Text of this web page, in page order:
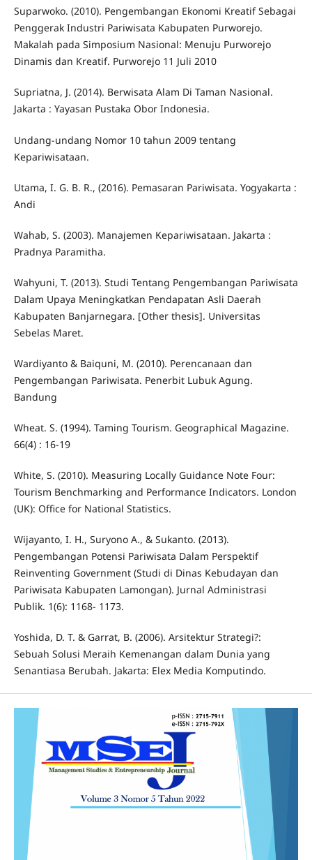
Suparwoko. (2010). Pengembangan Ekonomi Kreatif Sebagai
Penggerak Industri Pariwisata Kabupaten Purworejo.
Makalah pada Simposium Nasional: Menuju Purworejo
Dinamis dan Kreatif. Purworejo 11 Juli 2010
Supriatna, J. (2014). Berwisata Alam Di Taman Nasional.
Jakarta : Yayasan Pustaka Obor Indonesia.
Undang-undang Nomor 10 tahun 2009 tentang
Kepariwisataan.
Utama, I. G. B. R., (2016). Pemasaran Pariwisata. Yogyakarta :
Andi
Wahab, S. (2003). Manajemen Kepariwisataan. Jakarta :
Pradnya Paramitha.
Wahyuni, T. (2013). Studi Tentang Pengembangan Pariwisata
Dalam Upaya Meningkatkan Pendapatan Asli Daerah
Kabupaten Banjarnegara. [Other thesis]. Universitas
Sebelas Maret.
Wardiyanto & Baiquni, M. (2010). Perencanaan dan
Pengembangan Pariwisata. Penerbit Lubuk Agung.
Bandung
Wheat. S. (1994). Taming Tourism. Geographical Magazine.
66(4) : 16-19
White, S. (2010). Measuring Locally Guidance Note Four:
Tourism Benchmarking and Performance Indicators. London
(UK): Office for National Statistics.
Wijayanto, I. H., Suryono A., & Sukanto. (2013).
Pengembangan Potensi Pariwisata Dalam Perspektif
Reinventing Government (Studi di Dinas Kebudayan dan
Pariwisata Kabupaten Lamongan). Jurnal Administrasi
Publik. 1(6): 1168- 1173.
Yoshida, D. T. & Garrat, B. (2006). Arsitektur Strategi?:
Sebuah Solusi Meraih Kemenangan dalam Dunia yang
Senantiasa Berubah. Jakarta: Elex Media Komputindo.